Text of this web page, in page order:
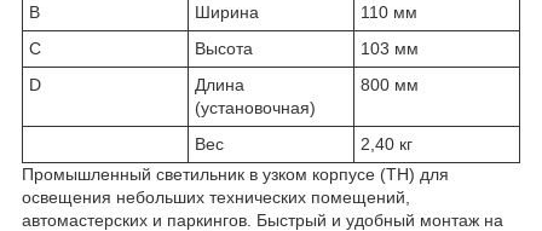
B
Ширина
110 мм
C
Высота
103 мм
D
Длина
(установочная)
800 мм
Вес
2,40 кг
Промышленный светильник в узком корпусе (TH) для
освещения небольших технических помещений,
автомастерских и паркингов. Быстрый и удобный монтаж на